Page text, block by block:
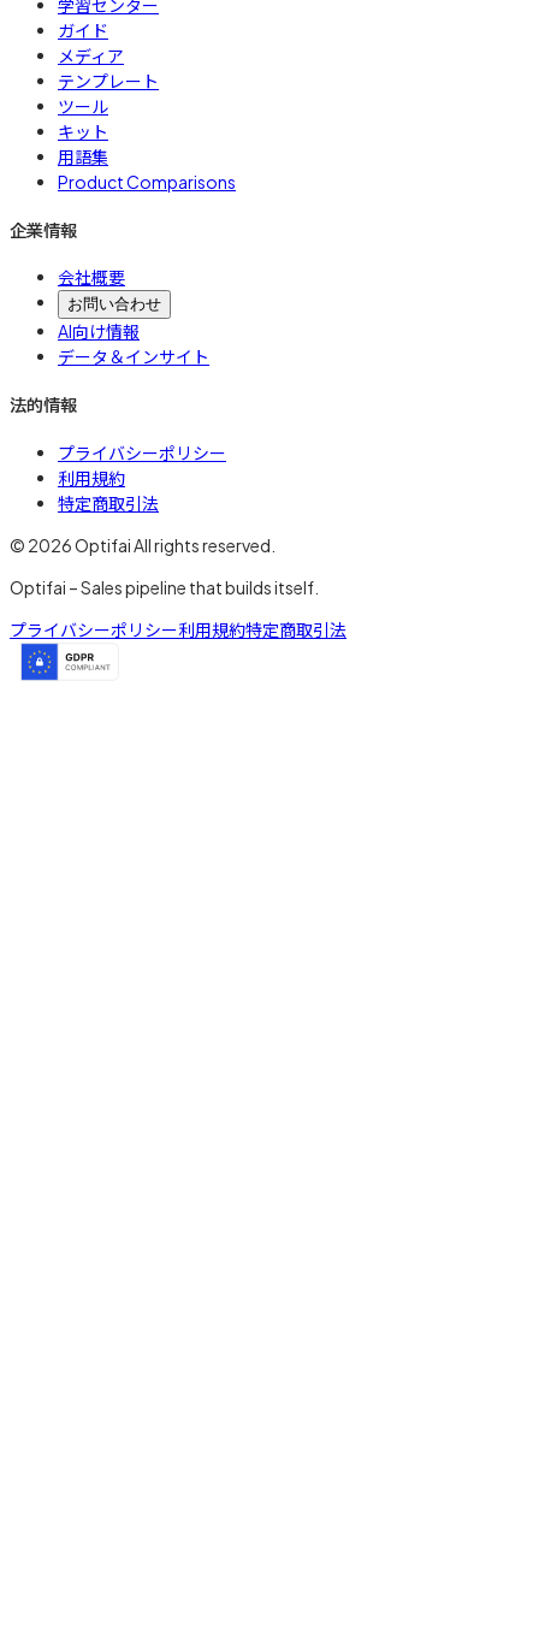
学習センター
ガイド
メディア
テンプレート
ツール
キット
用語集
Product Comparisons
企業情報
会社概要
お問い合わせ
AI向け情報
データ＆インサイト
法的情報
プライバシーポリシー
利用規約
特定商取引法
© 2026 Optifai All rights reserved.
Optifai – Sales pipeline that builds itself.
プライバシーポリシー利用規約特定商取引法